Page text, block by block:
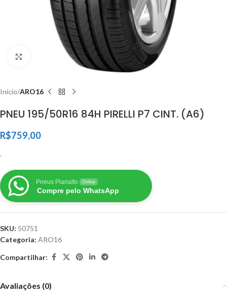
Clique para ampliar
Início ARO16
PNEU 195/50R16 84H PIRELLI P7 CINT. (A6)
R$759,00
.
Pneus Planalto Online
Compre pelo WhatsApp
SKU: 50751
Categoria: ARO16
Compartilhar:
Avaliações (0)